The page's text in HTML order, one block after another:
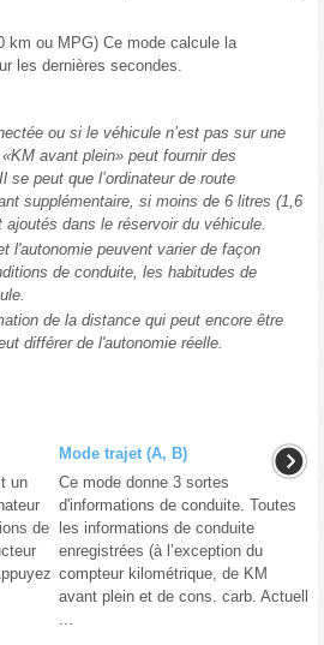
km ou MPG) Ce mode calcule la
les dernières secondes.
ou si le véhicule n’est pas sur une
avant plein» peut fournir des
se peut que l’ordinateur de route
supplémentaire, si moins de 6 litres (1,6
dans le réservoir du véhicule.
l'autonomie peuvent varier de façon
de conduite, les habitudes de
de la distance qui peut encore être
différer de l'autonomie réelle.
un
de
Mode trajet (A, B)
Ce mode donne 3 sortes
d'informations de conduite. Toutes
les informations de conduite
enregistrées (à l’exception du
compteur kilométrique, de KM
avant plein et de cons. carb. Actuell
...